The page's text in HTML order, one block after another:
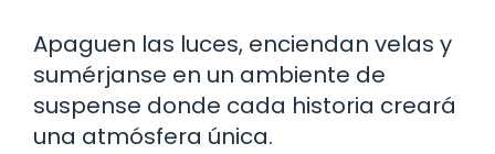
Apaguen las luces, enciendan velas y
sumérjanse en un ambiente de
suspense donde cada historia creará
una atmósfera única.